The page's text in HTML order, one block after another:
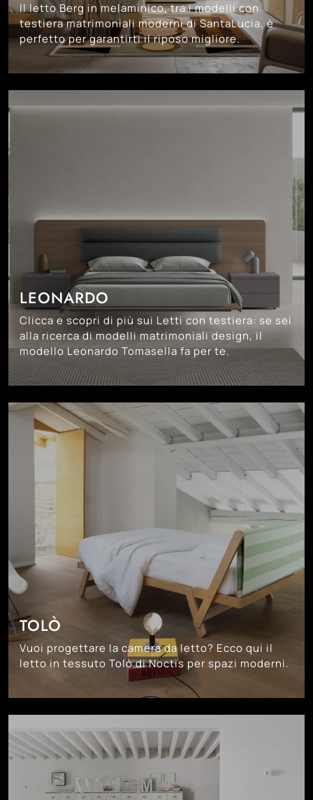
Il letto Berg in melaminico, tra i modelli con
testiera matrimoniali moderni di SantaLucia, è
perfetto per garantirti il riposo migliore.
LEONARDO
Clicca e scopri di più sui Letti con testiera: se sei
alla ricerca di modelli matrimoniali design, il
modello Leonardo Tomasella fa per te.
TOLÒ
Vuoi progettare la camera da letto? Ecco qui il
letto in tessuto Tolò di Noctis per spazi moderni.